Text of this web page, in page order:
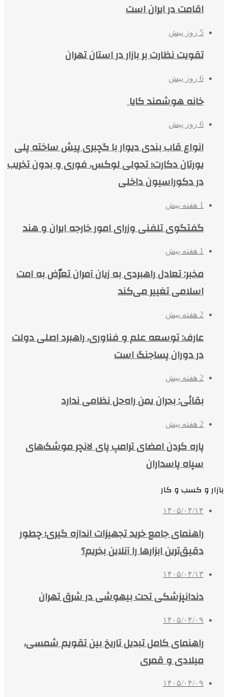
اقامت در ایران است
5 روز پیش
تقویت نظارت بر بازار در استان تهران
6 روز پیش
خانه هوشمند کایا
6 روز پیش
انواع قاب بندی دیوار با گچبری پیش ساخته پلی
یورتان دکارت؛ تحولی لوکس، فوری و بدون تخریب
در دکوراسیون داخلی
1 هفته پیش
گفتگوی تلفنی وزرای امور خارجه ایران و هند
1 هفته پیش
مخبر: تعادل راهبردی به زیان آمران تعرّض به امت
اسلامی تغییر می‌کند
2 هفته پیش
عارف: توسعه علم و فناوری، راهبرد اصلی دولت
در دوران پساجنگ است
2 هفته پیش
بقائی: بحران یمن راه‌حل نظامی ندارد
2 هفته پیش
پاره کردن امضای ترامپ پای لانچر موشک‌های
سپاه پاسداران
بازار و کسب و کار
۱۴۰۵/۰۴/۱۴
راهنمای جامع خرید تجهیزات اندازه گیری؛ چطور
دقیق‌ترین ابزارها را آنلاین بخریم؟
۱۴۰۵/۰۴/۱۳
دندانپزشکی تحت بیهوشی در شرق تهران
۱۴۰۵/۰۴/۰۹
راهنمای کامل تبدیل تاریخ بین تقویم شمسی،
میلادی و قمری
۱۴۰۵/۰۴/۰۹